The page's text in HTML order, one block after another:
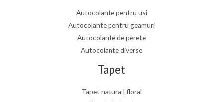
Autocolante pentru usi
Autocolante pentru geamuri
Autocolante de perete
Autocolante diverse
Tapet
Tapet natura | floral